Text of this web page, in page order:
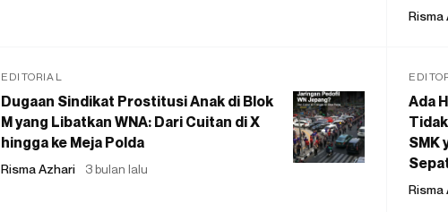
Risma
EDITORIAL
Dugaan Sindikat Prostitusi Anak di Blok
M yang Libatkan WNA: Dari Cuitan di X
hingga ke Meja Polda
Risma Azhari 3 bulan lalu
Ada
SMK
Risma